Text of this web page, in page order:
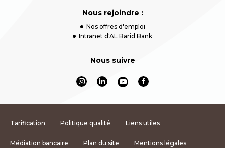
Nous rejoindre :
Nos offres d'emploi
Intranet d'AL Barid Bank
Nous suivre
Tarification Politique qualité Liens utiles
Médiation bancaire Plan du site Mentions légales